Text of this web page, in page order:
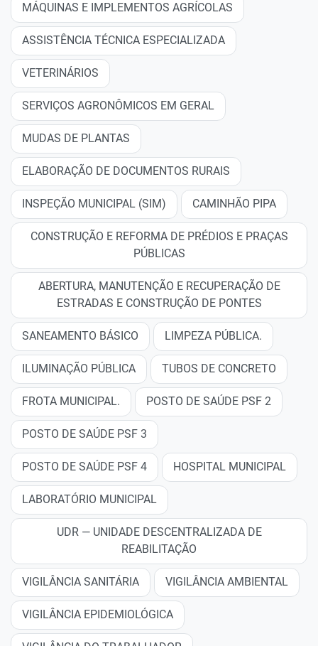
MÁQUINAS E IMPLEMENTOS AGRÍCOLAS
ASSISTÊNCIA TÉCNICA ESPECIALIZADA
VETERINÁRIOS
SERVIÇOS AGRONÔMICOS EM GERAL
MUDAS DE PLANTAS
ELABORAÇÃO DE DOCUMENTOS RURAIS
INSPEÇÃO MUNICIPAL (SIM) CAMINHÃO PIPA
CONSTRUÇÃO E REFORMA DE PRÉDIOS E PRAÇAS
PÚBLICAS
ABERTURA, MANUTENÇÃO E RECUPERAÇÃO DE
ESTRADAS E CONSTRUÇÃO DE PONTES
SANEAMENTO BÁSICO LIMPEZA PÚBLICA.
ILUMINAÇÃO PÚBLICA TUBOS DE CONCRETO
FROTA MUNICIPAL. POSTO DE SAÚDE PSF 2
POSTO DE SAÚDE PSF 3
POSTO DE SAÚDE PSF 4 HOSPITAL MUNICIPAL
LABORATÓRIO MUNICIPAL
UDR — UNIDADE DESCENTRALIZADA DE
REABILITAÇÃO
VIGILÂNCIA SANITÁRIA VIGILÂNCIA AMBIENTAL
VIGILÂNCIA EPIDEMIOLÓGICA